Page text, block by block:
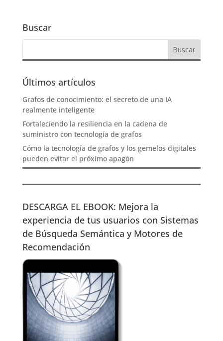
Buscar
Últimos artículos
Grafos de conocimiento: el secreto de una IA
realmente inteligente
Fortaleciendo la resiliencia en la cadena de
suministro con tecnología de grafos
Cómo la tecnología de grafos y los gemelos digitales
pueden evitar el próximo apagón
DESCARGA EL EBOOK: Mejora la
experiencia de tus usuarios con Sistemas
de Búsqueda Semántica y Motores de
Recomendación